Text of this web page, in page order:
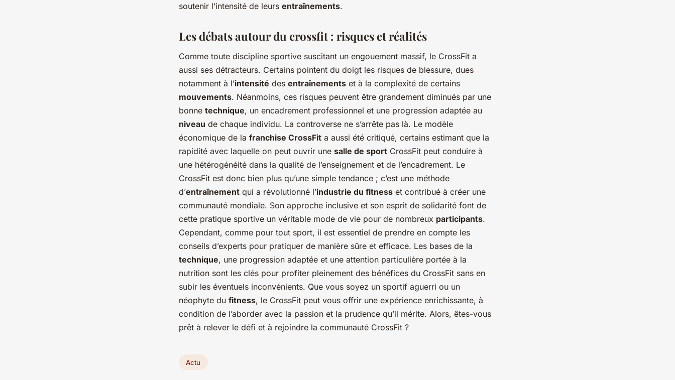
soutenir l’intensité de leurs entraînements.
Les débats autour du crossfit : risques et réalités
Comme toute discipline sportive suscitant un engouement massif, le CrossFit a
aussi ses détracteurs. Certains pointent du doigt les risques de blessure, dues
notamment à l’intensité des entraînements et à la complexité de certains
mouvements. Néanmoins, ces risques peuvent être grandement diminués par une
bonne technique, un encadrement professionnel et une progression adaptée au
niveau de chaque individu. La controverse ne s’arrête pas là. Le modèle
économique de la franchise CrossFit a aussi été critiqué, certains estimant que la
rapidité avec laquelle on peut ouvrir une salle de sport CrossFit peut conduire à
une hétérogénéité dans la qualité de l’enseignement et de l’encadrement. Le
CrossFit est donc bien plus qu’une simple tendance ; c’est une méthode
d’entraînement qui a révolutionné l’industrie du fitness et contribué à créer une
communauté mondiale. Son approche inclusive et son esprit de solidarité font de
cette pratique sportive un véritable mode de vie pour de nombreux participants.
Cependant, comme pour tout sport, il est essentiel de prendre en compte les
conseils d’experts pour pratiquer de manière sûre et efficace. Les bases de la
technique, une progression adaptée et une attention particulière portée à la
nutrition sont les clés pour profiter pleinement des bénéfices du CrossFit sans en
subir les éventuels inconvénients. Que vous soyez un sportif aguerri ou un
néophyte du fitness, le CrossFit peut vous offrir une expérience enrichissante, à
condition de l’aborder avec la passion et la prudence qu’il mérite. Alors, êtes-vous
prêt à relever le défi et à rejoindre la communauté CrossFit ?
Actu